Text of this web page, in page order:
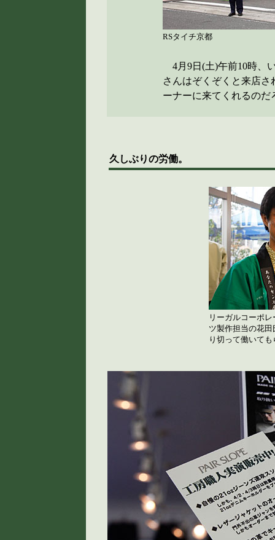
RSタイチ京都
4月9日(土)午前10時、
さんはぞくぞくと来店
ーナーに来てくれるのだ
久しぶりの労働。
リーガルコーポ
ツ製作担当の花
り切って働いて